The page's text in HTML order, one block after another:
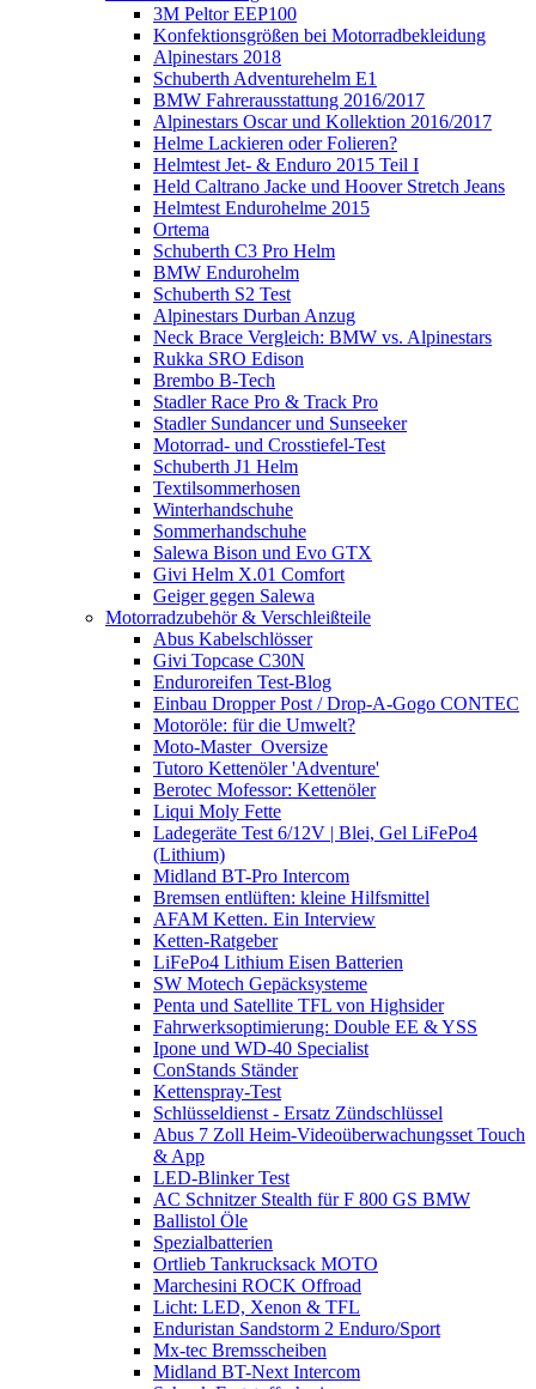
3M Peltor EEP100
Konfektionsgrößen bei Motorradbekleidung
Alpinestars 2018
Schuberth Adventurehelm E1
BMW Fahrerausstattung 2016/2017
Alpinestars Oscar und Kollektion 2016/2017
Helme Lackieren oder Folieren?
Helmtest Jet- & Enduro 2015 Teil I
Held Caltrano Jacke und Hoover Stretch Jeans
Helmtest Endurohelme 2015
Ortema
Schuberth C3 Pro Helm
BMW Endurohelm
Schuberth S2 Test
Alpinestars Durban Anzug
Neck Brace Vergleich: BMW vs. Alpinestars
Rukka SRO Edison
Brembo B-Tech
Stadler Race Pro & Track Pro
Stadler Sundancer und Sunseeker
Motorrad- und Crosstiefel-Test
Schuberth J1 Helm
Textilsommerhosen
Winterhandschuhe
Sommerhandschuhe
Salewa Bison und Evo GTX
Givi Helm X.01 Comfort
Geiger gegen Salewa
Motorradzubehör & Verschleißteile
Abus Kabelschlösser
Givi Topcase C30N
Enduroreifen Test-Blog
Einbau Dropper Post / Drop-A-Gogo CONTEC
Motoröle: für die Umwelt?
Moto-Master_Oversize
Tutoro Kettenöler 'Adventure'
Berotec Mofessor: Kettenöler
Liqui Moly Fette
Ladegeräte Test 6/12V | Blei, Gel LiFePo4
(Lithium)
Midland BT-Pro Intercom
Bremsen entlüften: kleine Hilfsmittel
AFAM Ketten. Ein Interview
Ketten-Ratgeber
LiFePo4 Lithium Eisen Batterien
SW Motech Gepäcksysteme
Penta und Satellite TFL von Highsider
Fahrwerksoptimierung: Double EE & YSS
Ipone und WD-40 Specialist
ConStands Ständer
Kettenspray-Test
Schlüsseldienst - Ersatz Zündschlüssel
Abus 7 Zoll Heim-Videoüberwachungsset Touch
& App
LED-Blinker Test
AC Schnitzer Stealth für F 800 GS BMW
Ballistol Öle
Spezialbatterien
Ortlieb Tankrucksack MOTO
Marchesini ROCK Offroad
Licht: LED, Xenon & TFL
Enduristan Sandstorm 2 Enduro/Sport
Mx-tec Bremsscheiben
Midland BT-Next Intercom